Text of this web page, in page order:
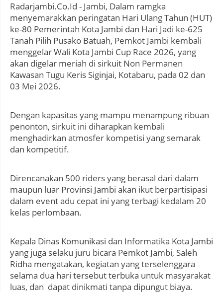
Radarjambi.Co.Id - Jambi, Dalam ramgka
menyemarakkan peringatan Hari Ulang Tahun (HUT)
ke-80 Pemerintah Kota Jambi dan Hari Jadi ke-625
Tanah Pilih Pusako Batuah, Pemkot Jambi kembali
menggelar Wali Kota Jambi Cup Race 2026, yang
akan digelar meriah di sirkuit Non Permanen
Kawasan Tugu Keris Siginjai, Kotabaru, pada 02 dan
03 Mei 2026.
Dengan kapasitas yang mampu menampung ribuan
penonton, sirkuit ini diharapkan kembali
menghadirkan atmosfer kompetisi yang semarak
dan kompetitif.
Direncanakan 500 riders yang berasal dari dalam
maupun luar Provinsi Jambi akan ikut berpartisipasi
dalam event adu cepat ini yang terbagi kedalam 20
kelas perlombaan.
Kepala Dinas Komunikasi dan Informatika Kota Jambi
yang juga selaku juru bicara Pemkot Jambi, Saleh
Ridha mengatakan, kegiatan yang terselenggara
selama dua hari tersebut terbuka untuk masyarakat
luas, dan dapat dinikmati tanpa dipungut biaya.